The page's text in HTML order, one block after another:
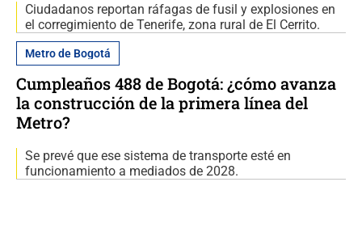
Ciudadanos reportan ráfagas de fusil y explosiones en
el corregimiento de Tenerife, zona rural de El Cerrito.
Metro de Bogotá
Cumpleaños 488 de Bogotá: ¿cómo avanza
la construcción de la primera línea del
Metro?
Se prevé que ese sistema de transporte esté en
funcionamiento a mediados de 2028.